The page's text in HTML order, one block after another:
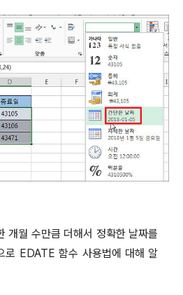
개월 수만큼 더해서 정확한 날짜를
로 EDATE함수 사용법에 대해 알